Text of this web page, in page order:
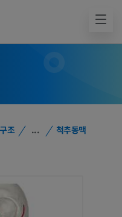
조 ...
척추동맥